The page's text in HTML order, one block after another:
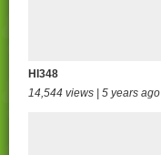
HI348
14,544 views | 5 years ago